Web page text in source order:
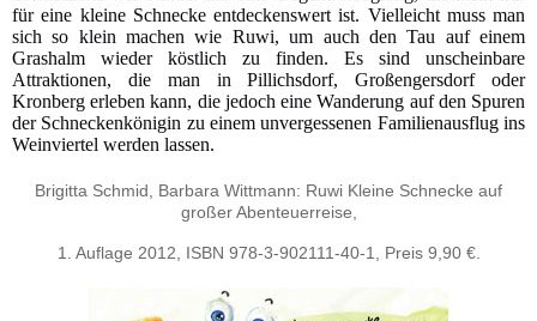
für eine kleine Schnecke entdeckenswert ist. Vielleicht muss man
sich so klein machen wie Ruwi, um auch den Tau auf einem
Grashalm wieder köstlich zu finden. Es sind unscheinbare
Attraktionen, die man in Pillichsdorf, Großengersdorf oder
Kronberg erleben kann, die jedoch eine Wanderung auf den Spuren
der Schneckenkönigin zu einem unvergessenen Familienausflug ins
Weinviertel werden lassen.
Brigitta Schmid, Barbara Wittmann: Ruwi Kleine Schnecke auf
großer Abenteuerreise,
1. Auflage 2012, ISBN 978-3-902111-40-1, Preis 9,90 €.